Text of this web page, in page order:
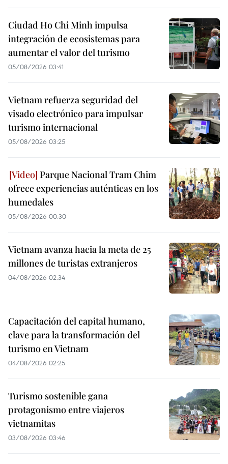
Ciudad Ho Chi Minh impulsa
integración de ecosistemas para
aumentar el valor del turismo
05/08/2026 03:41
Vietnam refuerza seguridad del
visado electrónico para impulsar
turismo internacional
05/08/2026 03:25
Parque Nacional Tram Chim
ofrece experiencias auténticas en los
humedales
05/08/2026 00:30
Vietnam avanza hacia la meta de 25
millones de turistas extranjeros
04/08/2026 02:34
Capacitación del capital humano,
clave para la transformación del
turismo en Vietnam
04/08/2026 02:25
Turismo sostenible gana
protagonismo entre viajeros
vietnamitas
03/08/2026 03:46